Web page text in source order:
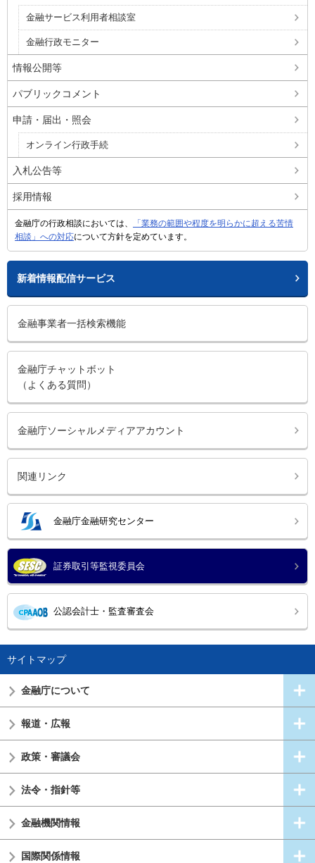
金融サービス利用者相談室
金融行政モニター
情報公開等
パブリックコメント
申請・届出・照会
オンライン行政手続
入札公告等
採用情報
金融庁の行政相談においては、
「業務の範囲や程度を明らかに超える苦情
相談」への対応について方針を定めています。
新着情報配信サービス
金融事業者一括検索機能
金融庁チャットボット
（よくある質問）
金融庁ソーシャルメディアアカウント
関連リンク
金融庁金融研究センター
証券取引等監視委員会
公認会計士・監査審査会
サイトマップ
金融庁について
報道・広報
政策・審議会
法令・指針等
金融機関情報
国際関係情報